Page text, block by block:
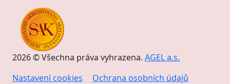
2026 © Všechna práva vyhrazena. AGEL a.s.
Nastavení cookies
Ochrana osobních údajů